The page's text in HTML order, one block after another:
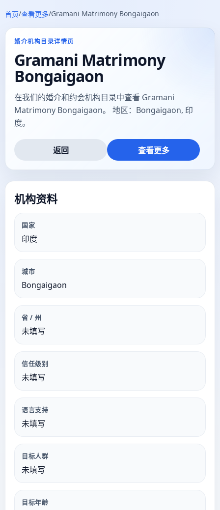
首页/查看更多/Gramani Matrimony Bongaigaon
婚介机构目录详情页
Gramani Matrimony
Bongaigaon
在我们的婚介和约会机构目录中查看 Gramani
Matrimony Bongaigaon。 地区：Bongaigaon, 印
度。
返回 查看更多
机构资料
国家
印度
城市
Bongaigaon
省 / 州
未填写
信任级别
未填写
语言支持
未填写
目标人群
未填写
目标年龄